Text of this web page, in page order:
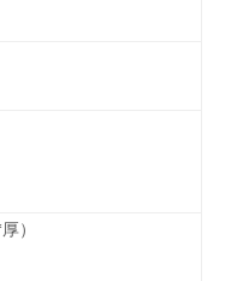
）